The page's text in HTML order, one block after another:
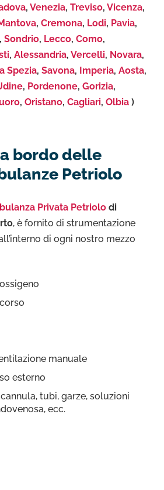
, Venezia, Treviso, Vicenza,
, Cremona, Lodi, Pavia,
, Sondrio, Lecco, Como,
, Alessandria, Vercelli, Novara,
Spezia, Savona, Imperia, Aosta,
, Pordenone, Gorizia,
, Oristano, Cagliari, Olbia )
bordo delle
Petriolo
Privata Petriolo di
, è fornito di strumentazione
di ogni nostro mezzo
manuale
esterno
tubi, garze, soluzioni
ecc.